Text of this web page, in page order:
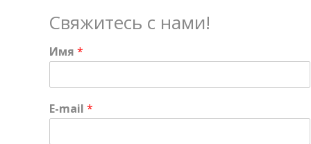
Свяжитесь с нами!
Имя *
E-mail *